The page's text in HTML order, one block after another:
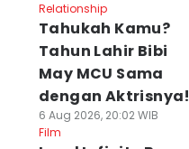
Relationship
Tahukah Kamu?
Tahun Lahir Bibi
May MCU Sama
dengan Aktrisnya!
6 Aug 2026, 20:02 WIB
Film